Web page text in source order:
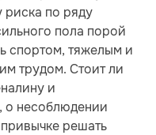
риска по ряду
пола порой
спортом, тяжелым и
трудом. Стоит ли
и
о несоблюдении
решать